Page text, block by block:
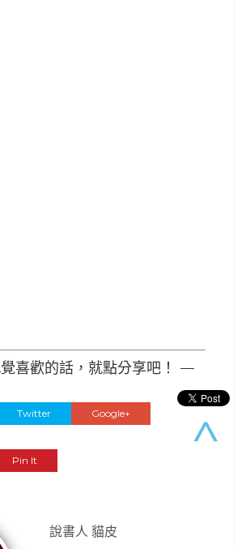
喜歡的話，就點分享吧！ —
Twitter Google+
Pin It
說書人 貓皮